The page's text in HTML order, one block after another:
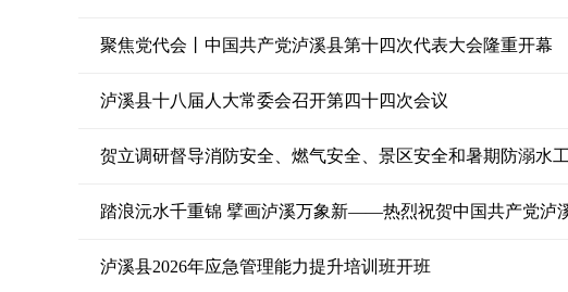
聚焦党代会丨中国共产党泸溪县第十四次代表大会隆重开幕
泸溪县十八届人大常委会召开第四十四次会议
贺立调研督导消防安全、燃气安全、景区安全和暑期防溺水
踏浪沅水千重锦 擘画泸溪万象新——热烈祝贺中国共产党泸
泸溪县2026年应急管理能力提升培训班开班